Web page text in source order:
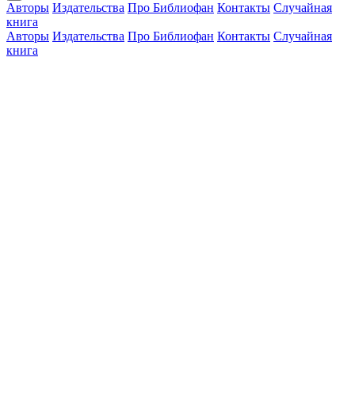
Авторы Издательства Про Библиофан Контакты Случайная
книга
Авторы Издательства Про Библиофан Контакты Случайная
книга